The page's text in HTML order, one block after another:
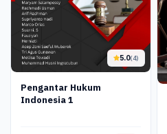
5.0(4)
Pengantar Hukum
Indonesia 1